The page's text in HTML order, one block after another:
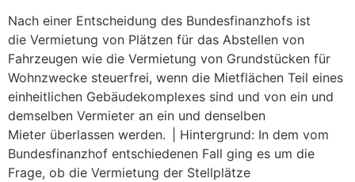
Nach einer Entscheidung des Bundesfinanzhofs ist
die Vermietung von Plätzen für das Abstellen von
Fahrzeugen wie die Vermietung von Grundstücken für
Wohnzwecke steuerfrei, wenn die Mietflächen Teil eines
einheitlichen Gebäudekomplexes sind und von ein und
demselben Vermieter an ein und denselben
Mieter überlassen werden. | Hintergrund: In dem vom
Bundesfinanzhof entschiedenen Fall ging es um die
Frage, ob die Vermietung der Stellplätze